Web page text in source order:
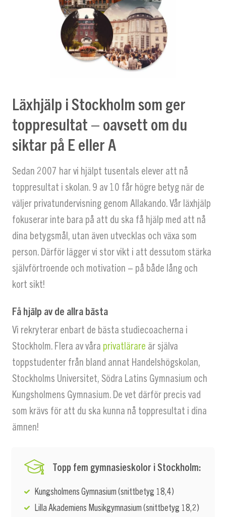
Läxhjälp i Stockholm som ger
toppresultat – oavsett om du
siktar på E eller A
Sedan 2007 har vi hjälpt tusentals elever att nå
toppresultat i skolan. 9 av 10 får högre betyg när de
väljer privatundervisning genom Allakando.Vår läxhjälp
fokuserar inte bara på att du ska få hjälp med att nå
dina betygsmål, utan även utvecklas och växa som
person. Därför lägger vi stor vikt i att dessutom stärka
självförtroende och motivation – på både lång och
kort sikt!
Få hjälp av de allra bästa
Vi rekryterar enbart de bästa studiecoacherna i
Stockholm. Flera av våra privatlärare är själva
toppstudenter från bland annat Handelshögskolan,
Stockholms Universitet, Södra Latins Gymnasium och
Kungsholmens Gymnasium. De vet därför precis vad
som krävs för att du ska kunna nå toppresultat i dina
ämnen!
Topp fem gymnasieskolor i Stockholm:
Kungsholmens Gymnasium (snittbetyg 18,4)
Lilla Akademiens Musikgymnasium (snittbetyg 18,2)